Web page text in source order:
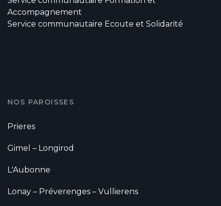
Accompagnement
Service communautaire Ecoute et Solidarité
NOS PAROISSES
Prieres
Gimel – Longirod
L'Aubonne
Lonay – Préverenges – Vullierens